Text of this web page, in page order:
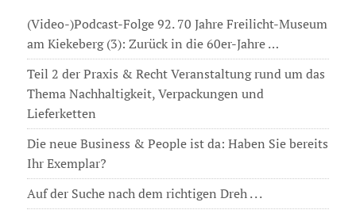
(Video-)Podcast-Folge 92. 70 Jahre Freilicht-Museum
am Kiekeberg (3): Zurück in die 60er-Jahre …
Teil 2 der Praxis & Recht Veranstaltung rund um das
Thema Nachhaltigkeit, Verpackungen und
Lieferketten
Die neue Business & People ist da: Haben Sie bereits
Ihr Exemplar?
Auf der Suche nach dem richtigen Dreh . . .